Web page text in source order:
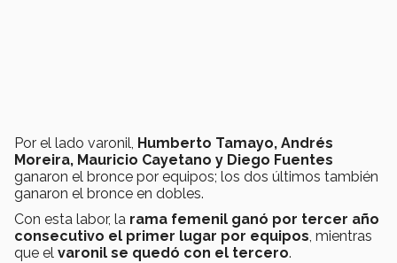
Por el lado varonil, Humberto Tamayo, Andrés
Moreira, Mauricio Cayetano y Diego Fuentes
ganaron el bronce por equipos; los dos últimos también
ganaron el bronce en dobles.
Con esta labor, la rama femenil ganó por tercer año
consecutivo el primer lugar por equipos, mientras
que el varonil se quedó con el tercero.